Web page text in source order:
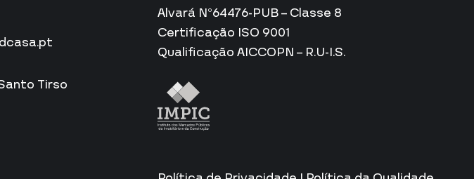
Tirso
Alvará Nº64476-PUB – Classe 8
Certificação ISO 9001
Qualificação AICCOPN – R.U-I.S.